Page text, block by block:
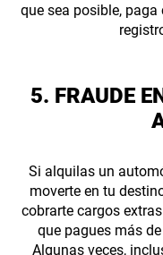
que sea posible,
5. FRAUDE
Si alquilas un
moverte en tu
cobrarte cargos
que pagues más
Algunas veces,